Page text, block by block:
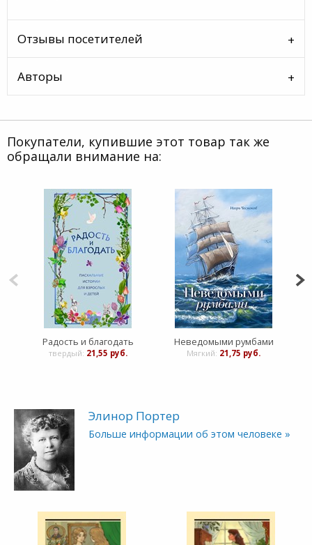
Отзывы посетителей
Авторы
Покупатели, купившие этот товар так же
обращали внимание на:
Радость и благодать
твердый: 21,55 руб.
Неведомыми румбами
Мягкий: 21,75 руб.
Элинор Портер
Больше информации об этом человеке »